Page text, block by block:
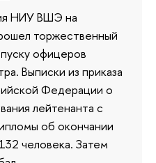
НИУ ВШЭ на
торжественный
офицеров
Выписки из приказа
Федерации о
лейтенанта с
об окончании
человека. Затем